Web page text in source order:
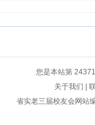
您是本站第
关于我们 |
省实老三届校友会网站